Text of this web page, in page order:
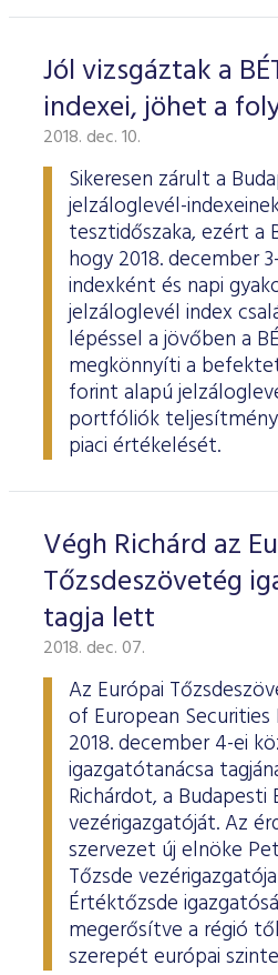
Jól vizsgáztak a
indexei, jöhet a
2018. dec. 10.
Sikeresen zárult a
jelzáloglevél-
tesztidőszaka, ezért a
hogy 2018. december
indexként és napi
jelzáloglevél index
lépéssel a jövőben a
megkönnyíti a
forint alapú
portfóliók
piaci értékelését.
Végh Richárd az
Tőzsdeszövetég
tagja lett
2018. dec. 07.
Az Európai
of European Securities
2018. december 4-ei
igazgatótanácsa
Richárdot, a
vezérigazgatóját. Az
szervezet új elnöke
Tőzsde
Értéktőzsde
megerősítve a régió
szerepét európai